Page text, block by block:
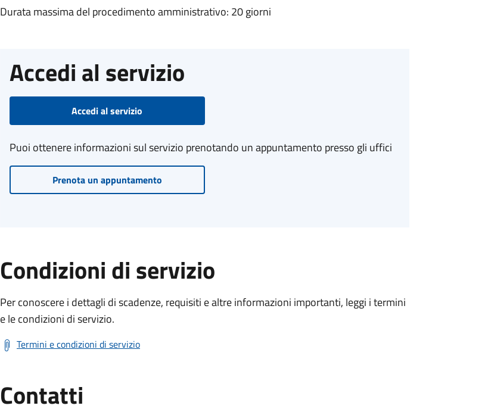
Durata massima del procedimento amministrativo: 20 giorni
Accedi al servizio
Accedi al servizio
Puoi ottenere informazioni sul servizio prenotando un appuntamento presso gli uffici
Prenota un appuntamento
Condizioni di servizio
Per conoscere i dettagli di scadenze, requisiti e altre informazioni importanti, leggi i termini
e le condizioni di servizio.
Termini e condizioni di servizio
Contatti